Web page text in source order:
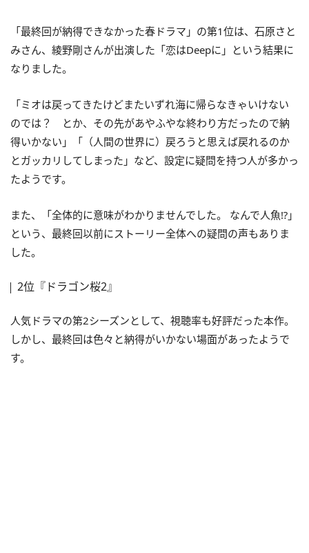
「最終回が納得できなかった春ドラマ」の第1位は、石原さと
みさん、綾野剛さんが出演した「恋はDeepに」という結果に
なりました。
「ミオは戻ってきたけどまたいずれ海に帰らなきゃいけない
のでは？ とか、その先があやふやな終わり方だったので納
得いかない」「（人間の世界に）戻ろうと思えば戻れるのか
とガッカリしてしまった」など、設定に疑問を持つ人が多かっ
たようです。
また、「全体的に意味がわかりませんでした。 なんで人魚⁉」
という、最終回以前にストーリー全体への疑問の声もありま
した。
2位『ドラゴン桜2』
人気ドラマの第2シーズンとして、視聴率も好評だった本作。
しかし、最終回は色々と納得がいかない場面があったようで
す。